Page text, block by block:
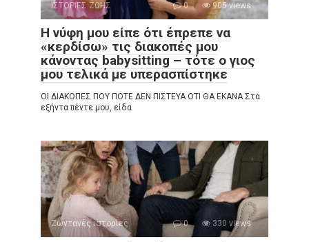
ΙΣΤΟΡΙΕΣ ΖΩΗΣ 0 905 views
Η νύφη μου είπε ότι έπρεπε να
«κερδίσω» τις διακοπές μου
κάνοντας babysitting – τότε ο γιος
μου τελικά με υπερασπίστηκε
ΟΙ ΔΙΑΚΟΠΕΣ ΠΟΥ ΠΟΤΕ ΔΕΝ ΠΙΣΤΕΥΑ ΟΤΙ ΘΑ ΕΚΑΝΑ Στα
εξήντα πέντε μου, είδα
Ζωντανές ιστορίες 0 330 views